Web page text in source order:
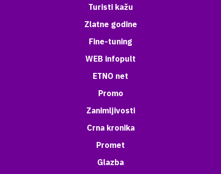
Turisti kažu
Zlatne godine
Fine-tuning
WEB infopult
ETNO net
Promo
Zanimljivosti
Crna kronika
Promet
Glazba